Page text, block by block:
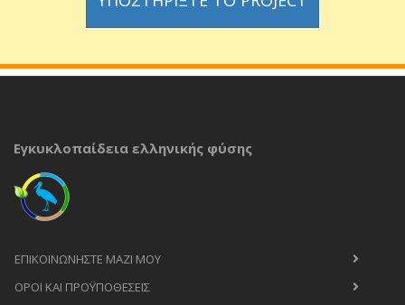
Εγκυκλοπαίδεια ελληνικής φύσης
ΕΠΙΚΟΙΝΩΝΉΣΤΕ ΜΑΖΊ ΜΟΥ
ΟΡΟΙ ΚΑΙ ΠΡΟΫΠΟΘΈΣΕΙΣ